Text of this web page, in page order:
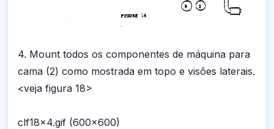
4. Mount todos os componentes de máquina para
cama (2) como mostrada em topo e visões laterais.
<veja figura 18>
clf18x4.gif (600x600)